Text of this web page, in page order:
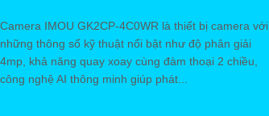
Camera IMOU GK2CP-4C0WR là thiết bị camera với
những thông số kỹ thuật nổi bật như độ phân giải
4mp, khả năng quay xoay cùng đàm thoại 2 chiều,
công nghệ AI thông minh giúp phát...